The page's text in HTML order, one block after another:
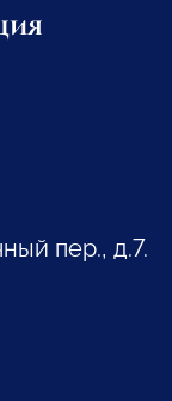
пер., д.7.